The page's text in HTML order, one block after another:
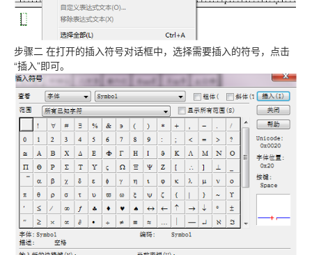
步骤二 在打开的插入符号对话框中，选择需要插入的符号，点击
“插入”即可。